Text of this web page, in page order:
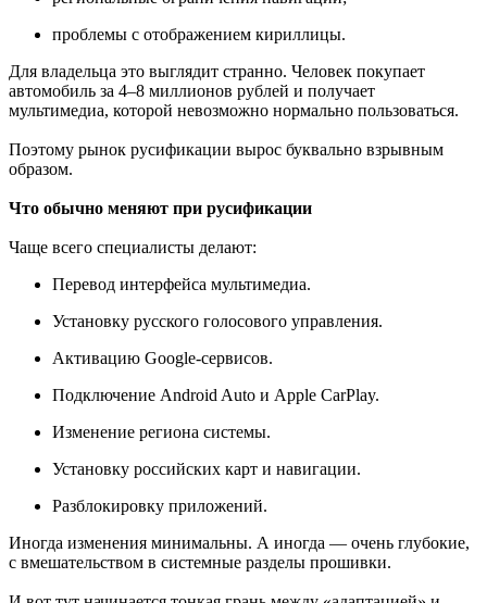
проблемы с отображением кириллицы.
Для владельца это выглядит странно. Человек покупает
автомобиль за 4–8 миллионов рублей и получает
мультимедиа, которой невозможно нормально пользоваться.
Поэтому рынок русификации вырос буквально взрывным
образом.
Что обычно меняют при русификации
Чаще всего специалисты делают:
Перевод интерфейса мультимедиа.
Установку русского голосового управления.
Активацию Google-сервисов.
Подключение Android Auto и Apple CarPlay.
Изменение региона системы.
Установку российских карт и навигации.
Разблокировку приложений.
Иногда изменения минимальны. А иногда — очень глубокие,
с вмешательством в системные разделы прошивки.